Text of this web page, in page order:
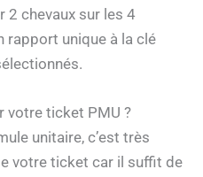
2 chevaux sur les 4
rapport unique à la clé
votre ticket PMU ?
unitaire, c’est très
votre ticket car il suffit de